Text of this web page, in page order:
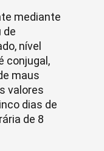
mediante
de
nível
conjugal,
maus
valores
dias de
de 8